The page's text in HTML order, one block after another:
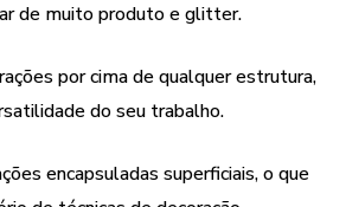
de muito produto e glitter.
por cima de qualquer estrutura,
do seu trabalho.
encapsuladas superficiais, o que